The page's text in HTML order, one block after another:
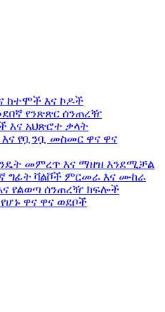
ከተሞች እና ኮዶች
የንጽጽር ሰንጠረዥ
እና አህጽሮተ ቃላት
የቧንቧ መስመር ዋና ዋና
መምረጥ እና ማዘዝ እንደሚቻል
ግፊት ቫልቮች ምርመራ እና ሙከራ
የልወጣ ሰንጠረዥ ክፍሎች
ዋና ዋና ወደቦች